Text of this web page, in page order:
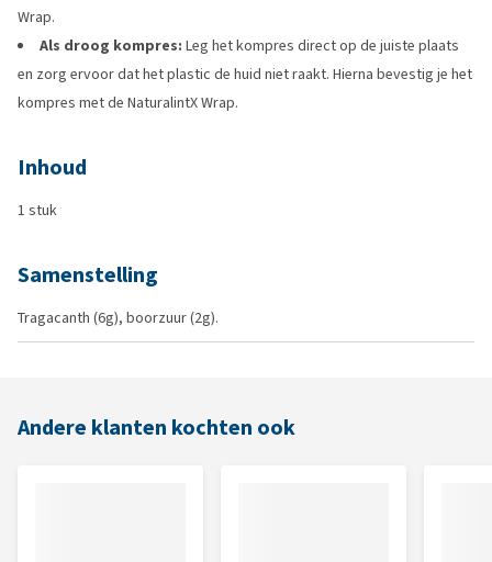
Wrap.
Als droog kompres: Leg het kompres direct op de juiste plaats
en zorg ervoor dat het plastic de huid niet raakt. Hierna bevestig je het
kompres met de NaturalintX Wrap.
Inhoud
1 stuk
Samenstelling
Tragacanth (6g), boorzuur (2g).
Andere klanten kochten ook